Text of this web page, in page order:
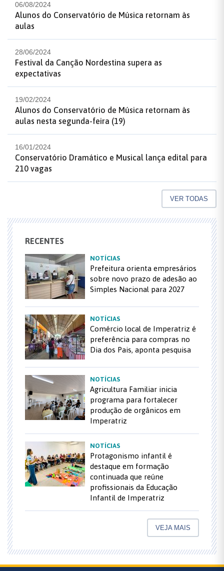
06/08/2024
Alunos do Conservatório de Música retornam às
aulas
28/06/2024
Festival da Canção Nordestina supera as
expectativas
19/02/2024
Alunos do Conservatório de Música retornam às
aulas nesta segunda-feira (19)
16/01/2024
Conservatório Dramático e Musical lança edital para
210 vagas
VER TODAS
RECENTES
NOTÍCIAS
Prefeitura orienta empresários
sobre novo prazo de adesão ao
Simples Nacional para 2027
NOTÍCIAS
Comércio local de Imperatriz é
preferência para compras no
Dia dos Pais, aponta pesquisa
NOTÍCIAS
Agricultura Familiar inicia
programa para fortalecer
produção de orgânicos em
Imperatriz
NOTÍCIAS
Protagonismo infantil é
destaque em formação
continuada que reúne
profissionais da Educação
Infantil de Imperatriz
VEJA MAIS